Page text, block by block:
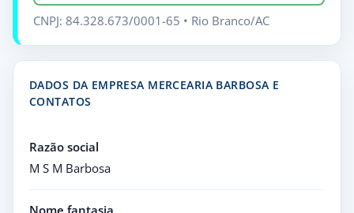
CNPJ: 84.328.673/0001-65 • Rio Branco/AC
DADOS DA EMPRESA MERCEARIA BARBOSA E
CONTATOS
Razão social
M S M Barbosa
Nome fantasia